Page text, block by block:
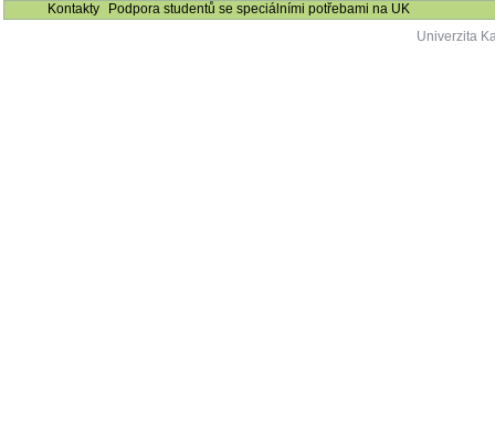
Kontakty
Podpora studentů se speciálními potřebami na UK
Univerzita